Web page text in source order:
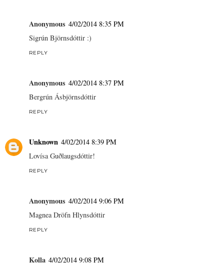
Anonymous 4/02/2014 8:35 PM
Sigrún Björnsdóttir :)
REPLY
Anonymous 4/02/2014 8:37 PM
Bergrún Ásbjörnsdóttir
REPLY
Unknown 4/02/2014 8:39 PM
Lovísa Guðlaugsdóttir!
REPLY
Anonymous 4/02/2014 9:06 PM
Magnea Dröfn Hlynsdóttir
REPLY
Kolla 4/02/2014 9:08 PM